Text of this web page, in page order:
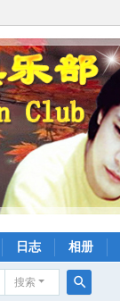
日志 相册
搜索